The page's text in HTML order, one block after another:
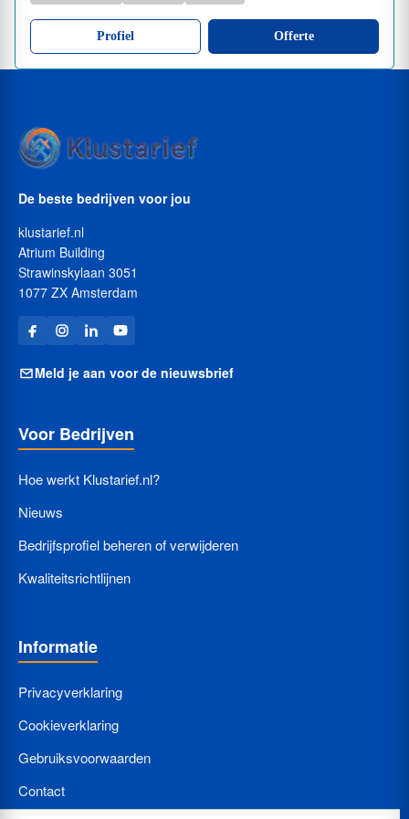
Profiel Offerte
De beste bedrijven voor jou
klustarief.nl
Atrium Building
Strawinskylaan 3051
1077 ZX Amsterdam
Meld je aan voor de nieuwsbrief
Voor Bedrijven
Hoe werkt Klustarief.nl?
Nieuws
Bedrijfsprofiel beheren of verwijderen
Kwaliteitsrichtlijnen
Informatie
Privacyverklaring
Cookieverklaring
Gebruiksvoorwaarden
Contact